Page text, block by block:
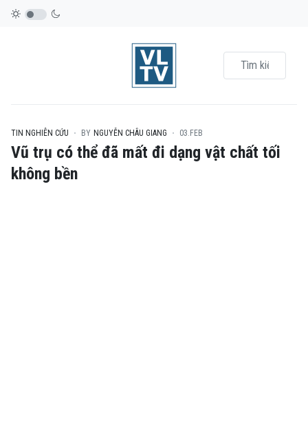
TIN NGHIÊN CỨU BY NGUYỄN CHÂU GIANG 03.FEB
Vũ trụ có thể đã mất đi dạng vật chất tối
không bền